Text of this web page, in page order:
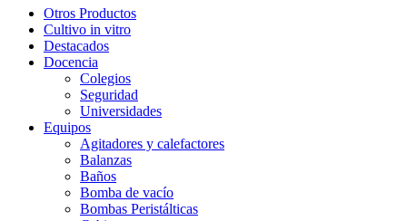
Otros Productos
Cultivo in vitro
Destacados
Docencia
Colegios
Seguridad
Universidades
Equipos
Agitadores y calefactores
Balanzas
Baños
Bomba de vacío
Bombas Peristálticas